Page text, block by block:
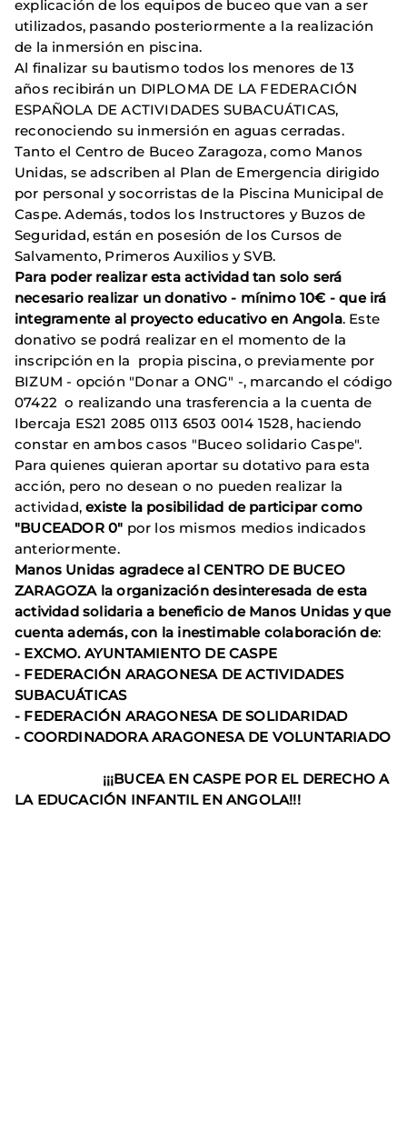
explicación de los equipos de buceo que van a ser
utilizados, pasando posteriormente a la realización
de la inmersión en piscina.
Al finalizar su bautismo todos los menores de 13
años recibirán un DIPLOMA DE LA FEDERACIÓN
ESPAÑOLA DE ACTIVIDADES SUBACUÁTICAS,
reconociendo su inmersión en aguas cerradas.
Tanto el Centro de Buceo Zaragoza, como Manos
Unidas, se adscriben al Plan de Emergencia dirigido
por personal y socorristas de la Piscina Municipal de
Caspe. Además, todos los Instructores y Buzos de
Seguridad, están en posesión de los Cursos de
Salvamento, Primeros Auxilios y SVB.
Para poder realizar esta actividad tan solo será
necesario realizar un donativo - mínimo 10€ - que irá
integramente al proyecto educativo en Angola. Este
donativo se podrá realizar en el momento de la
inscripción en la propia piscina, o previamente por
BIZUM - opción "Donar a ONG" -, marcando el código
07422 o realizando una trasferencia a la cuenta de
Ibercaja ES21 2085 0113 6503 0014 1528, haciendo
constar en ambos casos "Buceo solidario Caspe".
Para quienes quieran aportar su dotativo para esta
acción, pero no desean o no pueden realizar la
actividad,existe la posibilidad de participar como
"BUCEADOR 0" por los mismos medios indicados
anteriormente.
Manos Unidas agradece al CENTRO DE BUCEO
ZARAGOZA la organización desinteresada de esta
actividad solidaria a beneficio de Manos Unidas y que
cuenta además, con la inestimable colaboración de:
- EXCMO. AYUNTAMIENTO DE CASPE
- FEDERACIÓN ARAGONESA DE ACTIVIDADES
SUBACUÁTICAS
- FEDERACIÓN ARAGONESA DE SOLIDARIDAD
- COORDINADORA ARAGONESA DE VOLUNTARIADO
¡¡¡BUCEA EN CASPE POR EL DERECHO A
LA EDUCACIÓN INFANTIL EN ANGOLA!!!